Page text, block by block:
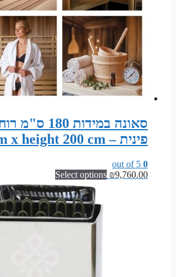
פינית – Sauna width 180 cm x depth 195 cm x height 200 cm
0
₪9,760.00
Select options